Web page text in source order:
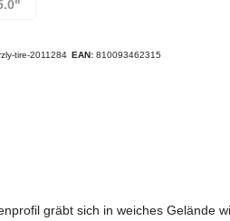
tire-2011284 EAN: 810093462315
gräbt sich in weiches Gelände